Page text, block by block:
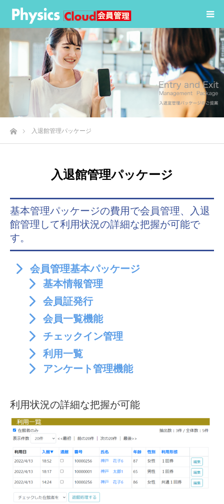
ホーム入退館管理パッケージ
入退館管理パッケージ
基本管理パッケージの費用で会員管理、入退
館管理して利用状況の詳細な把握が可能で
す。
会員管理基本パッケージ
基本情報管理
会員証発行
会員一覧機能
チェックイン管理
利用一覧
アンケート管理機能
利用状況の詳細な把握が可能